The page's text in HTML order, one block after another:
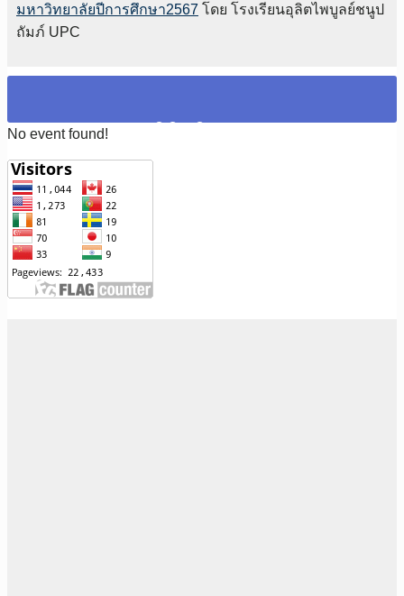
มหาวิทยาลัยปีการศึกษา2567 โดย โรงเรียนอุลิตไพบูลย์ชนูป
ถัมภ์ UPC
No event found!